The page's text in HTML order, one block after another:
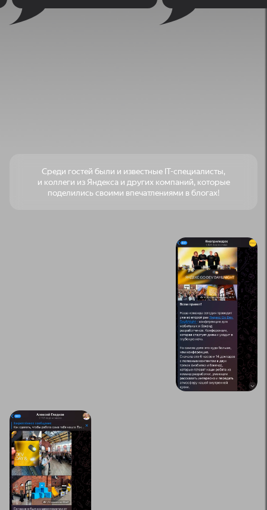
Среди гостей были и известные IT-специалисты,
и коллеги из Яндекса и других компаний, которые
поделились своими впечатлениями в блогах!